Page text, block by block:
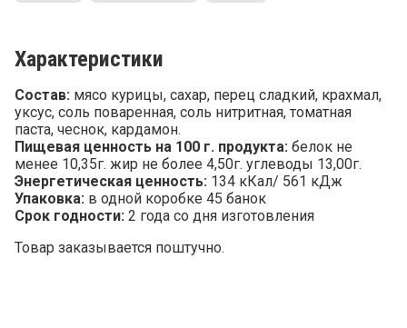
Характеристики
Состав: мясо курицы, сахар, перец сладкий, крахмал,
уксус, соль поваренная, соль нитритная, томатная
паста, чеснок, кардамон.
Пищевая ценность на 100 г. продукта: белок не
менее 10,35г. жир не более 4,50г. углеводы 13,00г.
Энергетическая ценность: 134 кКал/ 561 кДж
Упаковка: в одной коробке 45 банок
Срок годности: 2 года со дня изготовления
Товар заказывается поштучно.